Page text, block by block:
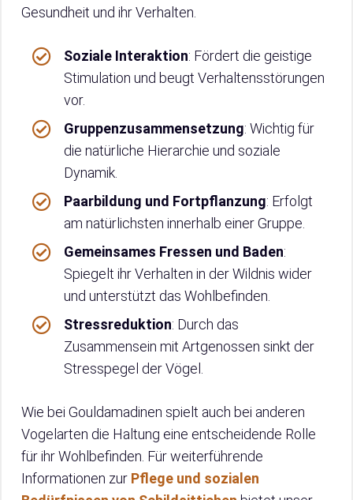
Gesundheit und ihr Verhalten.
Soziale Interaktion: Fördert die geistige
Stimulation und beugt Verhaltensstörungen
vor.
Gruppenzusammensetzung: Wichtig für
die natürliche Hierarchie und soziale
Dynamik.
Paarbildung und Fortpflanzung: Erfolgt
am natürlichsten innerhalb einer Gruppe.
Gemeinsames Fressen und Baden:
Spiegelt ihr Verhalten in der Wildnis wider
und unterstützt das Wohlbefinden.
Stressreduktion: Durch das
Zusammensein mit Artgenossen sinkt der
Stresspegel der Vögel.
Wie bei Gouldamadinen spielt auch bei anderen
Vogelarten die Haltung eine entscheidende Rolle
für ihr Wohlbefinden. Für weiterführende
Informationen zur Pflege und sozialen